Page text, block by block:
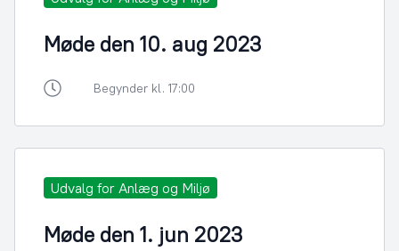
Møde den 10. aug 2023
Begynder kl. 17:00
Udvalg for Anlæg og Miljø
Møde den 1. jun 2023